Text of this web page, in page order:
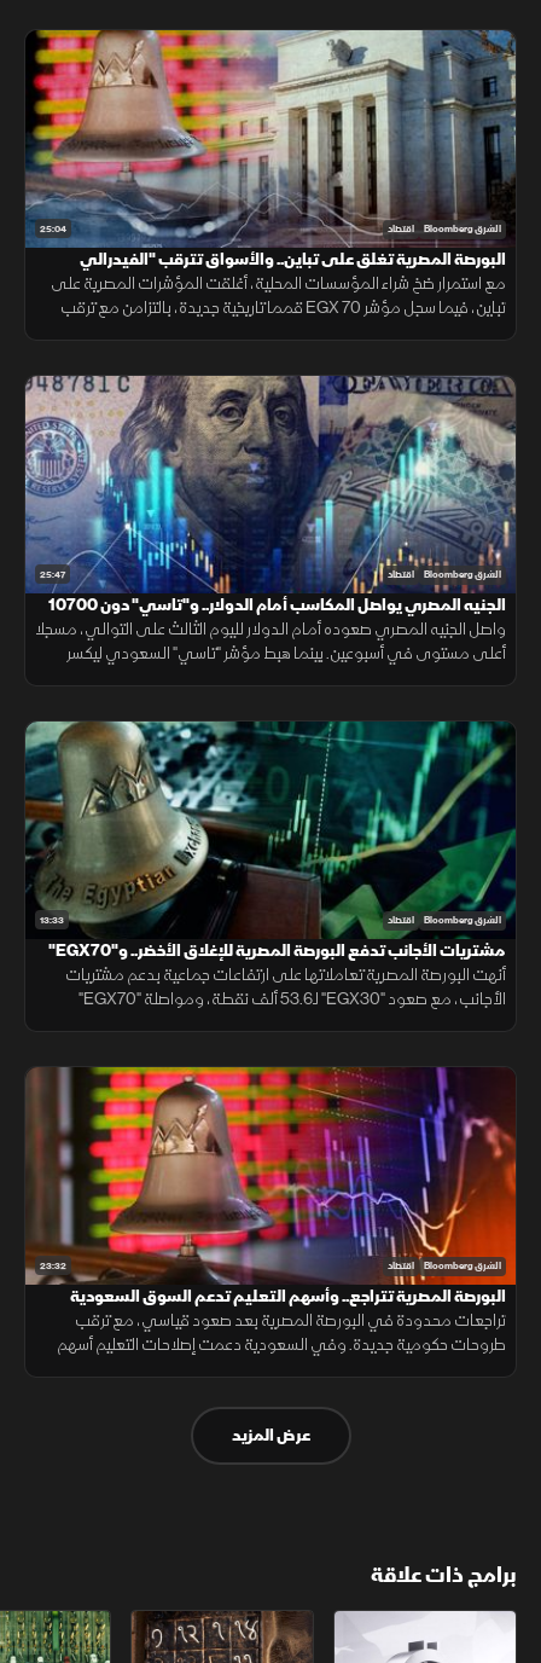
25:04 الشرق Bloomberg اقتصاد
البورصة المصرية تغلق على تباين.. والأسواق تترقب "الفيدرالي
مع استمرار ضخ شراء المؤسسات المحلية، أغلقت المؤشرات المصرية على
تباين، فيما سجل مؤشر EGX 70 قمما تاريخية جديدة، بالتزامن مع ترقب
25:47 الشرق Bloomberg اقتصاد
الجنيه المصري يواصل المكاسب أمام الدولار.. و"تاسي" دون 10700
نقطة
واصل الجنيه المصري صعوده أمام الدولار لليوم الثالث على التوالي، مسجلا
أعلى مستوى في أسبوعين. بينما هبط مؤشر "تاسي" السعودي ليكسر
13:33 الشرق Bloomberg اقتصاد
مشتريات الأجانب تدفع البورصة المصرية للإغلاق الأخضر.. و"EGX70"
يتألق
أنهت البورصة المصرية تعاملاتها على ارتفاعات جماعية بدعم مشتريات
الأجانب، مع صعود "EGX30" لـ53.6 ألف نقطة، ومواصلة "EGX70"
23:32 الشرق Bloomberg اقتصاد
البورصة المصرية تتراجع.. وأسهم التعليم تدعم السوق السعودية
تراجعات محدودة في البورصة المصرية بعد صعود قياسي، مع ترقب
طروحات حكومية جديدة. وفي السعودية دعمت إصلاحات التعليم أسهم
عرض المزيد
برامج ذات علاقة
الأسواق الأميركية ملحمة الأرقام سلاسل